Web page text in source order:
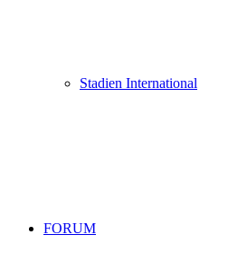
Stadien International
FORUM